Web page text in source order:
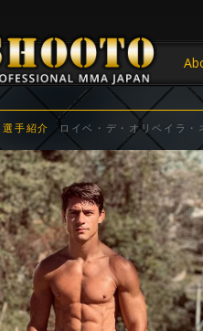
選手紹介 ロイベ・デ・オリベイラ・